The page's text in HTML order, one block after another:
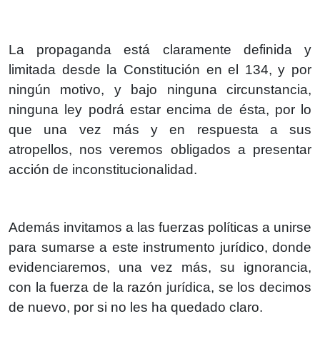
La propaganda está claramente definida y
limitada desde la Constitución en el 134, y por
ningún motivo, y bajo ninguna circunstancia,
ninguna ley podrá estar encima de ésta, por lo
que una vez más y en respuesta a sus
atropellos, nos veremos obligados a presentar
acción de inconstitucionalidad.
Además invitamos a las fuerzas políticas a unirse
para sumarse a este instrumento jurídico, donde
evidenciaremos, una vez más, su ignorancia,
con la fuerza de la razón jurídica, se los decimos
de nuevo, por si no les ha quedado claro.